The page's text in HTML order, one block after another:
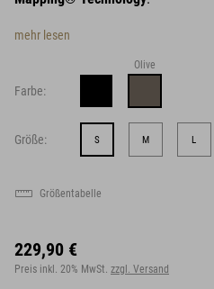
mehr lesen
Farbe:
Olive
Größe: S M L
Größentabelle
229,90 €
Preis inkl. 20% MwSt. zzgl. Versand